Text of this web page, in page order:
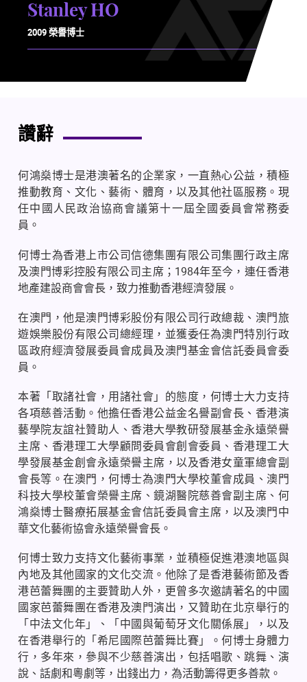
Stanley HO
2009 榮譽博士
讚辭
何鴻燊博士是港澳著名的企業家，一直熱心公益，積極
推動教育、文化、藝術、體育，以及其他社區服務。現
任中國人民政治協商會議第十一屆全國委員會常務委
員。
何博士為香港上市公司信德集團有限公司集團行政主席
及澳門博彩控股有限公司主席； 1984年至今，連任香港
地產建設商會會長，致力推動香港經濟發展。
在澳門，他是澳門博彩股份有限公司行政總裁、澳門旅
遊娛樂股份有限公司總經理，並獲委任為澳門特別行政
區政府經濟發展委員會成員及澳門基金會信託委員會委
員。
本著「取諸社會，用諸社會」的態度，何博士大力支持
各項慈善活動。他擔任香港公益金名譽副會長、香港演
藝學院友誼社贊助人、香港大學教研發展基金永遠榮譽
主席、香港理工大學顧問委員會創會委員、香港理工大
學發展基金創會永遠榮譽主席，以及香港女童軍總會副
會長等。在澳門，何博士為澳門大學校董會成員、澳門
科技大學校董會榮譽主席、鏡湖醫院慈善會副主席、何
鴻燊博士醫療拓展基金會信託委員會主席，以及澳門中
華文化藝術協會永遠榮譽會長。
何博士致力支持文化藝術事業，並積極促進港澳地區與
內地及其他國家的文化交流。他除了是香港藝術節及香
港芭蕾舞團的主要贊助人外，更曾多次邀請著名的中國
國家芭蕾舞團在香港及澳門演出，又贊助在北京舉行的
「中法文化年」、「中國與葡萄牙文化關係展」，以及
在香港舉行的「希尼國際芭蕾舞比賽」。何博士身體力
行，多年來，參與不少慈善演出，包括唱歌、跳舞、演
說、話劇和粵劇等，出錢出力，為活動籌得更多善款。